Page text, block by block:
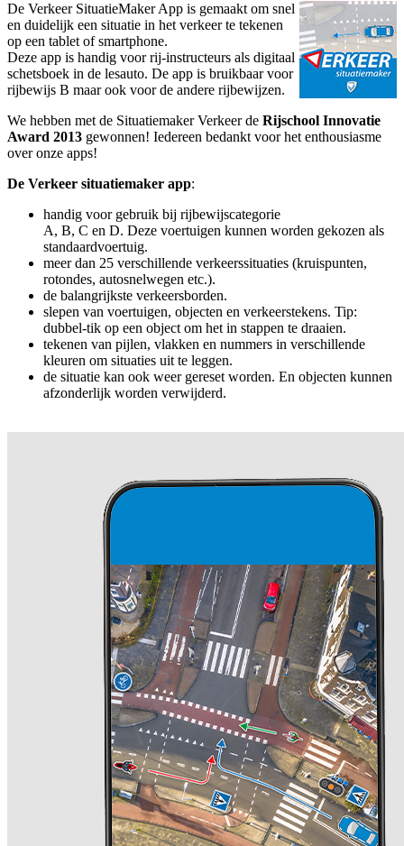
De Verkeer SituatieMaker App is gemaakt om snel
en duidelijk een situatie in het verkeer te tekenen
op een tablet of smartphone.
Deze app is handig voor rij-instructeurs als digitaal
schetsboek in de lesauto. De app is bruikbaar voor
rijbewijs B maar ook voor de andere rijbewijzen.
We hebben met de Situatiemaker Verkeer de Rijschool Innovatie
Award 2013 gewonnen! Iedereen bedankt voor het enthousiasme
over onze apps!
De Verkeer situatiemaker app:
handig voor gebruik bij rijbewijscategorie
A, B, C en D. Deze voertuigen kunnen worden gekozen als
standaardvoertuig.
meer dan 25 verschillende verkeerssituaties (kruispunten,
rotondes, autosnelwegen etc.).
de balangrijkste verkeersborden.
slepen van voertuigen, objecten en verkeerstekens. Tip:
dubbel-tik op een object om het in stappen te draaien.
tekenen van pijlen, vlakken en nummers in verschillende
kleuren om situaties uit te leggen.
de situatie kan ook weer gereset worden. En objecten kunnen
afzonderlijk worden verwijderd.